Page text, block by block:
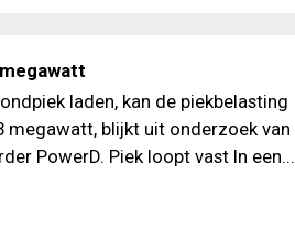
laden, kan de piekbelasting
megawatt, blijkt uit onderzoek van
PowerD. Piek loopt vast In een...